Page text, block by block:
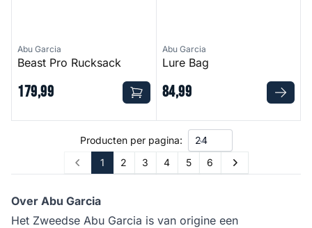
Abu Garcia
Beast Pro Rucksack
179,99
Abu Garcia
Lure Bag
84,99
Producten per pagina:
Prev 1 2 3 4 5 6 Next
Over Abu Garcia
Het Zweedse Abu Garcia is van origine een